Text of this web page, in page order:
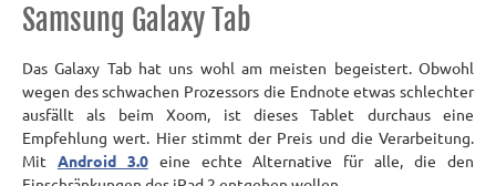
Samsung Galaxy Tab
Das Galaxy Tab hat uns wohl am meisten begeistert. Obwohl
wegen des schwachen Prozessors die Endnote etwas schlechter
ausfällt als beim Xoom, ist dieses Tablet durchaus eine
Empfehlung wert. Hier stimmt der Preis und die Verarbeitung.
Mit Android 3.0eine echte Alternative für alle, die den